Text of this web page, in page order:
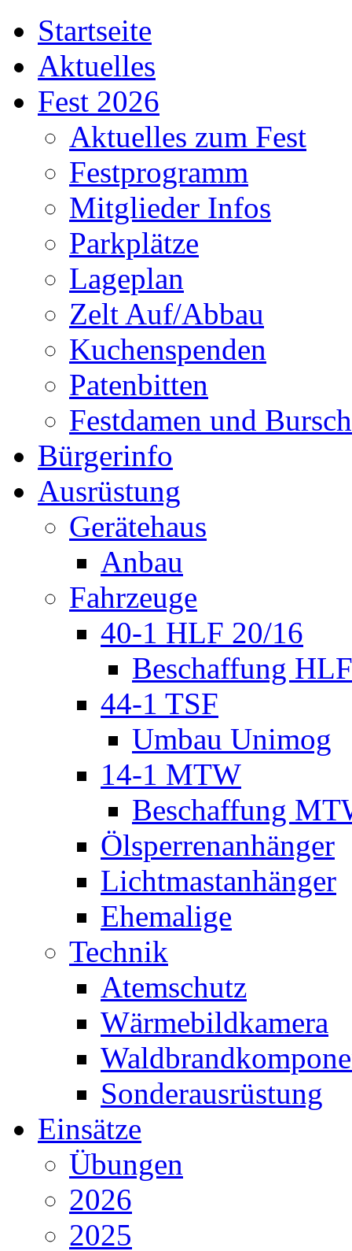
Startseite
Aktuelles
Fest 2026
Aktuelles zum Fest
Festprogramm
Mitglieder Infos
Parkplätze
Lageplan
Zelt Auf/Abbau
Kuchenspenden
Patenbitten
Festdamen und
Bürgerinfo
Ausrüstung
Gerätehaus
Anbau
Fahrzeuge
40-1 HLF 20/16
Beschaffung HLF
44-1 TSF
Umbau Unimog
14-1 MTW
Beschaffung
Ölsperrenanhänger
Lichtmastanhänger
Ehemalige
Technik
Atemschutz
Wärmebildkamera
Sonderausrüstung
Einsätze
Übungen
2026
2025